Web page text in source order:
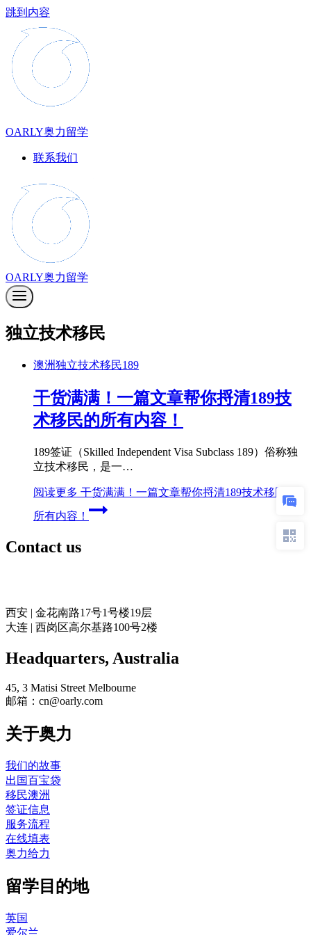
跳到内容
OARLY奥力留学
联系我们
OARLY奥力留学
独立技术移民
澳洲独立技术移民189
干货满满！一篇文章帮你捋清189技
术移民的所有内容！
189签证（Skilled Independent Visa Subclass 189）俗称独
立技术移民，是一…
阅读更多 干货满满！一篇文章帮你捋清189技术移民的
所有内容！
Contact us
西安 | 金花南路17号1号楼19层
大连 | 西岗区高尔基路100号2楼
Headquarters​, Australia
45, 3 Matisi Street Melbourne
邮箱：cn@oarly.com
关于奥力
我们的故事
出国百宝袋
移民澳洲
签证信息
服务流程
在线填表
奥力给力
留学目的地
英国
爱尔兰